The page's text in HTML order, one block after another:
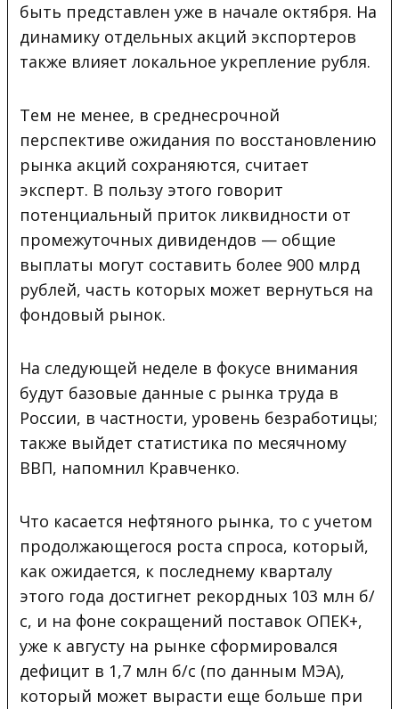
быть представлен уже в начале октября. На
динамику отдельных акций экспортеров
также влияет локальное укрепление рубля.
Тем не менее, в среднесрочной
перспективе ожидания по восстановлению
рынка акций сохраняются, считает
эксперт. В пользу этого говорит
потенциальный приток ликвидности от
промежуточных дивидендов — общие
выплаты могут составить более 900 млрд
рублей, часть которых может вернуться на
фондовый рынок.
На следующей неделе в фокусе внимания
будут базовые данные с рынка труда в
России, в частности, уровень безработицы;
также выйдет статистика по месячному
ВВП, напомнил Кравченко.
Что касается нефтяного рынка, то с учетом
продолжающегося роста спроса, который,
как ожидается, к последнему кварталу
этого года достигнет рекордных 103 млн б/
с, и на фоне сокращений поставок ОПЕК+,
уже к августу на рынке сформировался
дефицит в 1,7 млн б/с (по данным МЭА),
который может вырасти еще больше при